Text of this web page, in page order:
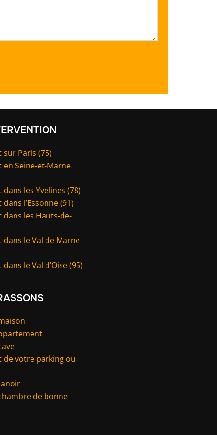
Paris (75)
Seine-et-Marne
les Yvelines (78)
l’Essonne (91)
les Hauts-de-
le Val de Marne
le Val d’Oise (95)
de votre parking ou
de bonne